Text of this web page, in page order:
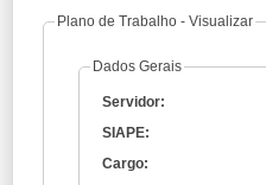
Autenticar Documento
Plano de Trabalho - Visualizar
Dados Gerais
Servidor:
SIAPE:
Cargo: